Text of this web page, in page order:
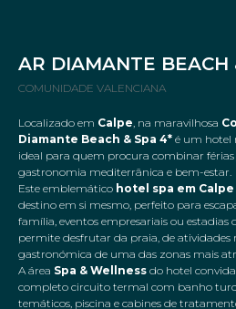
AR DIAMANTE BEACH
COMUNIDADE VALENCIANA
Localizado em Calpe, na maravilhosa
Diamante Beach & Spa 4* é um hotel
ideal para quem procura combinar férias
gastronomia mediterrânica e bem-estar.
Este emblemático hotel spa em Calpe
destino em si mesmo, perfeito para
família, eventos empresariais ou estadias
permite desfrutar da praia, de atividades
gastronómica de uma das zonas mais
A área Spa & Wellness do hotel
completo circuito termal com banho
temáticos, piscina e cabines de